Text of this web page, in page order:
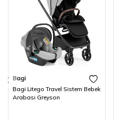
Bagi
Bagi Litego Travel Sistem Bebek
Arabası Greyson